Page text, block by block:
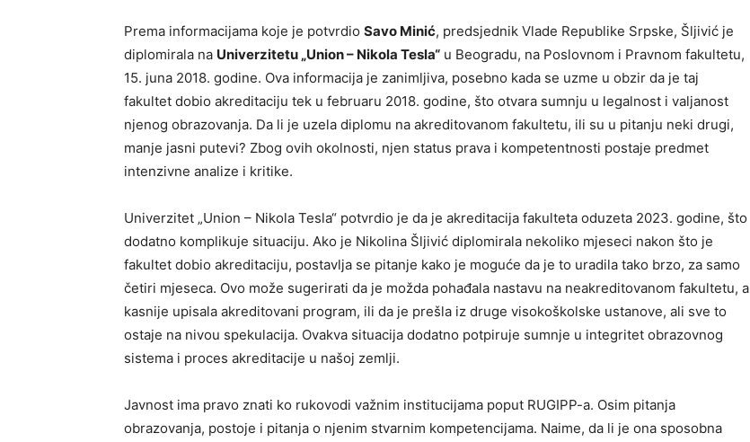
Prema informacijama koje je potvrdio Savo Minić, predsjednik Vlade Republike Srpske, Šljivić je
diplomirala na Univerzitetu „Union – Nikola Tesla“ u Beogradu, na Poslovnom i Pravnom fakultetu,
15. juna 2018. godine. Ova informacija je zanimljiva, posebno kada se uzme u obzir da je taj
fakultet dobio akreditaciju tek u februaru 2018. godine, što otvara sumnju u legalnost i valjanost
njenog obrazovanja. Da li je uzela diplomu na akreditovanom fakultetu, ili su u pitanju neki drugi,
manje jasni putevi? Zbog ovih okolnosti, njen status prava i kompetentnosti postaje predmet
intenzivne analize i kritike.
Univerzitet „Union – Nikola Tesla“ potvrdio je da je akreditacija fakulteta oduzeta 2023. godine, što
dodatno komplikuje situaciju. Ako je Nikolina Šljivić diplomirala nekoliko mjeseci nakon što je
fakultet dobio akreditaciju, postavlja se pitanje kako je moguće da je to uradila tako brzo, za samo
četiri mjeseca. Ovo može sugerirati da je možda pohađala nastavu na neakreditovanom fakultetu, a
kasnije upisala akreditovani program, ili da je prešla iz druge visokoškolske ustanove, ali sve to
ostaje na nivou spekulacija. Ovakva situacija dodatno potpiruje sumnje u integritet obrazovnog
sistema i proces akreditacije u našoj zemlji.
Javnost ima pravo znati ko rukovodi važnim institucijama poput RUGIPP-a. Osim pitanja
obrazovanja, postoje i pitanja o njenim stvarnim kompetencijama. Naime, da li je ona sposobna